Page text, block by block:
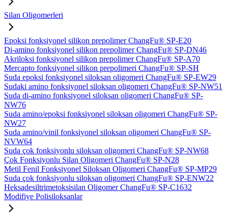
Silan Oligomerleri
Epoksi fonksiyonel silikon prepolimer ChangFu® SP-E20
Di-amino fonksiyonel silikon prepolimer ChangFu® SP-DN46
Akriloksi fonksiyonel silikon prepolimer ChangFu® SP-A70
Mercapto fonksiyonel silikon prepolimeri ChangFu® SP-SH
Suda epoksi fonksiyonel siloksan oligomeri ChangFu® SP-EW29
Sudaki amino fonksiyonel siloksan oligomeri ChangFu® SP-NW51
Suda di-amino fonksiyonel siloksan oligomeri ChangFu® SP-
NW76
Suda amino/epoksi fonksiyonel siloksan oligomeri ChangFu® SP-
NW27
Suda amino/vinil fonksiyonel siloksan oligomeri ChangFu® SP-
NVW64
Suda çok fonksiyonlu siloksan oligomeri ChangFu® SP-NW68
Çok Fonksiyonlu Silan Oligomeri ChangFu® SP-N28
Metil Fenil Fonksiyonel Siloksan Oligomeri ChangFu® SP-MP29
Suda çok fonksiyonlu siloksan oligomeri ChangFu® SP-ENW22
Heksadesiltrimetoksisilan Oligomer ChangFu® SP-C1632
Modifiye Polisiloksanlar